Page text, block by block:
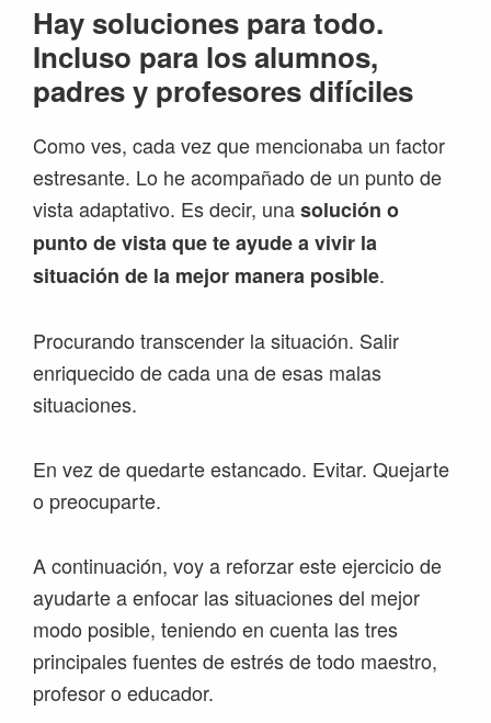
Hay soluciones para todo.
Incluso para los alumnos,
padres y profesores difíciles
Como ves, cada vez que mencionaba un factor
estresante. Lo he acompañado de un punto de
vista adaptativo. Es decir, unasolución o
punto de vista que te ayude a vivir la
situación de la mejor manera posible.
Procurando transcender la situación. Salir
enriquecido de cada una de esas malas
situaciones.
En vez de quedarte estancado. Evitar. Quejarte
o preocuparte.
A continuación, voy a reforzar este ejercicio de
ayudarte a enfocar las situaciones del mejor
modo posible, teniendo en cuenta las tres
principales fuentes de estrés de todo maestro,
profesor o educador.